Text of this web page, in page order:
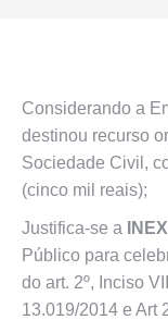
Considerando a
destinou recurso
Sociedade Civil,
(cinco mil reais);
Justifica-se a
Público para
do art. 2º, Inciso
13.019/2014 e Art